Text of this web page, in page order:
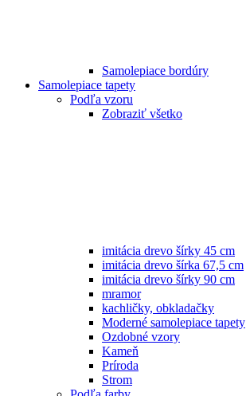
Samolepiace bordúry
Samolepiace tapety
Podľa vzoru
Zobraziť všetko
imitácia drevo šírky 45 cm
imitácia drevo šírka 67,5 cm
imitácia drevo šírky 90 cm
mramor
kachličky, obkladačky
Moderné samolepiace tapety
Ozdobné vzory
Kameň
Príroda
Strom